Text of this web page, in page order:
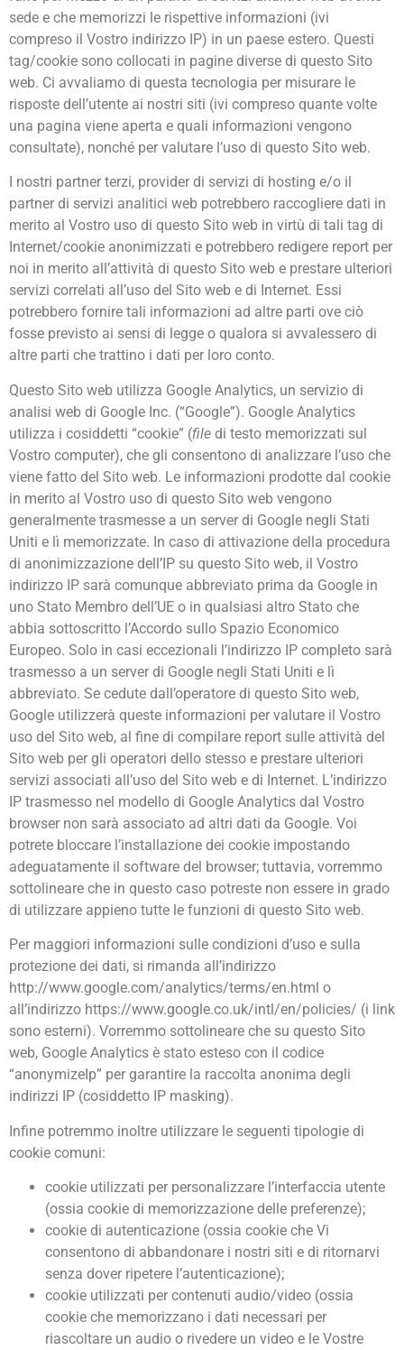
sede e che memorizzi le rispettive informazioni (ivi
compreso il Vostro indirizzo IP) in un paese estero. Questi
tag/cookie sono collocati in pagine diverse di questo Sito
web. Ci avvaliamo di questa tecnologia per misurare le
risposte dell’utente ai nostri siti (ivi compreso quante volte
una pagina viene aperta e quali informazioni vengono
consultate), nonché per valutare l’uso di questo Sito web.
I nostri partner terzi, provider di servizi di hosting e/o il
partner di servizi analitici web potrebbero raccogliere dati in
merito al Vostro uso di questo Sito web in virtù di tali tag di
Internet/cookie anonimizzati e potrebbero redigere report per
noi in merito all’attività di questo Sito web e prestare ulteriori
servizi correlati all’uso del Sito web e di Internet. Essi
potrebbero fornire tali informazioni ad altre parti ove ciò
fosse previsto ai sensi di legge o qualora si avvalessero di
altre parti che trattino i dati per loro conto.
Questo Sito web utilizza Google Analytics, un servizio di
analisi web di Google Inc. (“Google”). Google Analytics
utilizza i cosiddetti “cookie” (file di testo memorizzati sul
Vostro computer), che gli consentono di analizzare l’uso che
viene fatto del Sito web. Le informazioni prodotte dal cookie
in merito al Vostro uso di questo Sito web vengono
generalmente trasmesse a un server di Google negli Stati
Uniti e lì memorizzate. In caso di attivazione della procedura
di anonimizzazione dell’IP su questo Sito web, il Vostro
indirizzo IP sarà comunque abbreviato prima da Google in
uno Stato Membro dell’UE o in qualsiasi altro Stato che
abbia sottoscritto l’Accordo sullo Spazio Economico
Europeo. Solo in casi eccezionali l’indirizzo IP completo sarà
trasmesso a un server di Google negli Stati Uniti e lì
abbreviato. Se cedute dall’operatore di questo Sito web,
Google utilizzerà queste informazioni per valutare il Vostro
uso del Sito web, al fine di compilare report sulle attività del
Sito web per gli operatori dello stesso e prestare ulteriori
servizi associati all’uso del Sito web e di Internet. L’indirizzo
IP trasmesso nel modello di Google Analytics dal Vostro
browser non sarà associato ad altri dati da Google. Voi
potrete bloccare l’installazione dei cookie impostando
adeguatamente il software del browser; tuttavia, vorremmo
sottolineare che in questo caso potreste non essere in grado
di utilizzare appieno tutte le funzioni di questo Sito web.
Per maggiori informazioni sulle condizioni d’uso e sulla
protezione dei dati, si rimanda all’indirizzo
http://www.google.com/analytics/terms/en.html o
all’indirizzo https://www.google.co.uk/intl/en/policies/ (i link
sono esterni). Vorremmo sottolineare che su questo Sito
web, Google Analytics è stato esteso con il codice
“anonymizeIp” per garantire la raccolta anonima degli
indirizzi IP (cosiddetto IP masking).
Infine potremmo inoltre utilizzare le seguenti tipologie di
cookie comuni:
cookie utilizzati per personalizzare l’interfaccia utente
(ossia cookie di memorizzazione delle preferenze);
cookie di autenticazione (ossia cookie che Vi
consentono di abbandonare i nostri siti e di ritornarvi
senza dover ripetere l’autenticazione);
cookie utilizzati per contenuti audio/video (ossia
cookie che memorizzano i dati necessari per
riascoltare un audio o rivedere un video e le Vostre